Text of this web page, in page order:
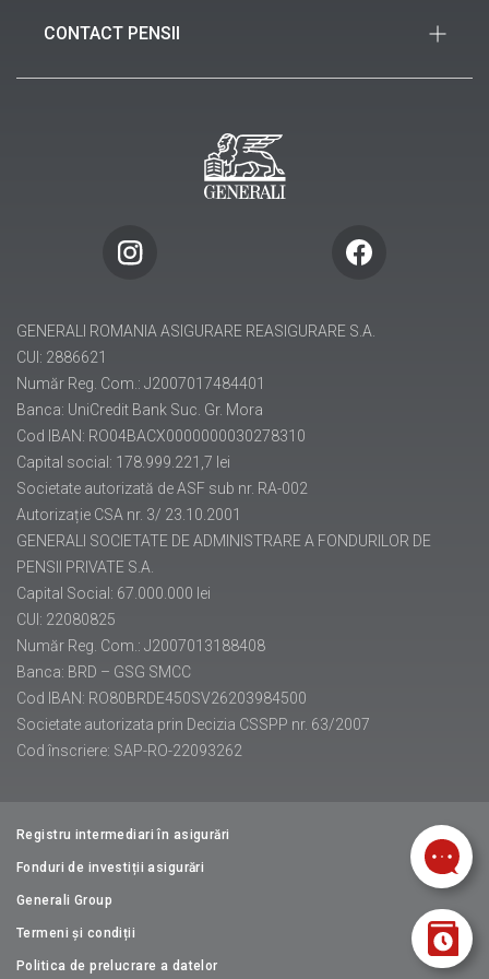
Birou de presă
sector 1, București
info.ro@generali.ro
CONTACT PENSII
(40) 021 313 51 70 (FAX)
pensii@generali.ro
GENERALI ROMANIA ASIGURARE REASIGURARE S.A.
CUI: 2886621
Număr Reg. Com.: J2007017484401
Banca: UniCredit Bank Suc. Gr. Mora
Cod IBAN: RO04BACX0000000030278310
Capital social: 178.999.221,7 lei
Societate autorizată de ASF sub nr. RA-002
Autorizație CSA nr. 3/ 23.10.2001
GENERALI SOCIETATE DE ADMINISTRARE A FONDURILOR DE
PENSII PRIVATE S.A.
Capital Social: 67.000.000 lei
CUI: 22080825
Număr Reg. Com.: J2007013188408
Banca: BRD – GSG SMCC
Cod IBAN: RO80BRDE450SV26203984500
Societate autorizata prin Decizia CSSPP nr. 63/2007
Cod înscriere: SAP-RO-22093262
Registru intermediari în asigurări
Fonduri de investiții asigurări
Generali Group
Termeni și condiții
Politica de prelucrare a datelor